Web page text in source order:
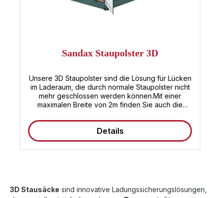
Sandax Staupolster 3D
Unsere 3D Staupolster sind die Lösung für Lücken
im Laderaum, die durch normale Staupolster nicht
mehr geschlossen werden können.Mit einer
maximalen Breite von 2m finden Sie auch die
und die Höhe nach Ihren Wünschen und
Anforderungen gefertigt werden können,
empfangen wir gerne Ihre individuelle Anfrage.
Details
3D Stausäcke sind innovative Ladungssicherungslösungen,